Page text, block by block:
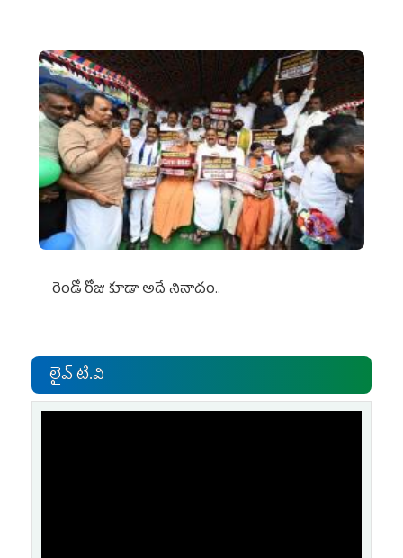
రెండో రోజు కూడా అదే నినాదం..
లైవ్ టి.వి